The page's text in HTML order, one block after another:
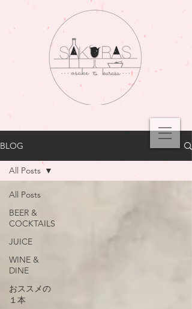
BLOG
All Posts
BEER &
COCKTAILS
JUICE
WINE &
DINE
おススメの
１本
All Posts